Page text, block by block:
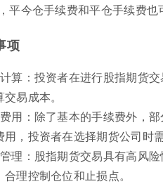
平今仓手续费和平仓手续费也
项
算：投资者在进行股指期货
易成本。
用：除了基本的手续费外，
用，投资者在选择期货公司时需
理：股指期货交易具有高风
理控制仓位和止损点。